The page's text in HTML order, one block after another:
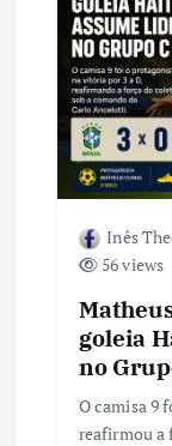
Inês
56 views
goleia
no
O camisa 9
reafirmou a